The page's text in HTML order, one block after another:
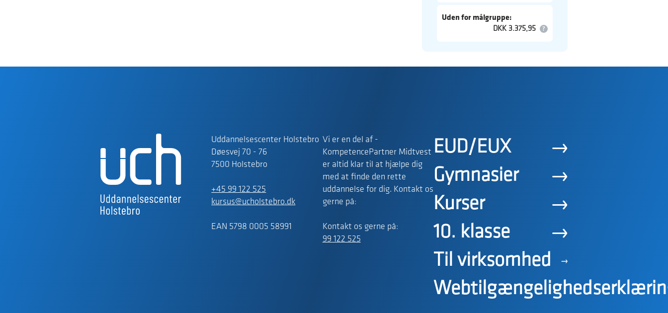
Uden for målgruppe:
DKK 3.375,95
Uddannelsescenter Holstebro
Døesvej 70 - 76
7500 Holstebro
+45 99 122 525
kursus@ucholstebro.dk
EAN 5798 0005 58991
Vi er en del af -
KompetencePartner Midtvest
er altid klar til at hjælpe dig
med at finde den rette
uddannelse for dig. Kontakt os
gerne på:
Kontakt os gerne på:
99 122 525
EUD/EUX
Gymnasier
Kurser
10. klasse
Til virksomhed